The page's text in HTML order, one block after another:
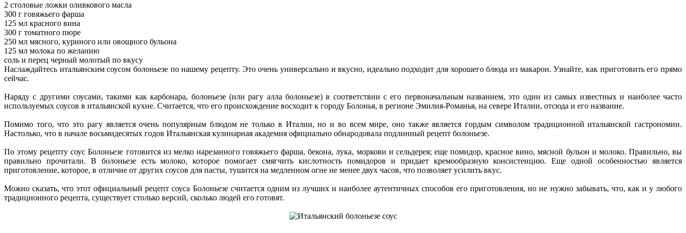
2 столовые ложки оливкового масла
300 г говяжьего фарша
125 мл красного вина
300 г томатного пюре
250 мл мясного, куриного или овощного бульона
125 мл молока по желанию
соль и перец черный молотый по вкусу
Наслаждайтесь итальянским соусом болоньезе по нашему рецепту. Это очень универсально и вкусно, идеально подходит для хорошего блюда из макарон. Узнайте, как приготовить его прямо
сейчас.
Наряду с другими соусами, такими как карбонара, болоньезе (или рагу алла болоньезе) в соответствии с его первоначальным названием, это один из самых известных и наиболее часто
используемых соусов в итальянской кухне. Считается, что его происхождение восходит к городу Болонья, в регионе Эмилия-Романья, на севере Италии, отсюда и его название.
Помимо того, что это рагу является очень популярным блюдом не только в Италии, но и во всем мире, оно также является гордым символом традиционной итальянской гастрономии.
Настолько, что в начале восьмидесятых годов Итальянская кулинарная академия официально обнародовала подлинный рецепт болоньезе.
По этому рецепту соус Болоньезе готовится из мелко нарезанного говяжьего фарша, бекона, лука, моркови и сельдерея; еще помидор, красное вино, мясной бульон и молоко. Правильно, вы
правильно прочитали. В болоньезе есть молоко, которое помогает смягчить кислотность помидоров и придает кремообразную консистенцию. Еще одной особенностью является
приготовление, которое, в отличие от других соусов для пасты, тушится на медленном огне не менее двух часов, что позволяет усилить вкус.
Можно сказать, что этот официальный рецепт соуса Болоньезе считается одним из лучших и наиболее аутентичных способов его приготовления, но не нужно забывать, что, как и у любого
традиционного рецепта, существует столько версий, сколько людей его готовят.